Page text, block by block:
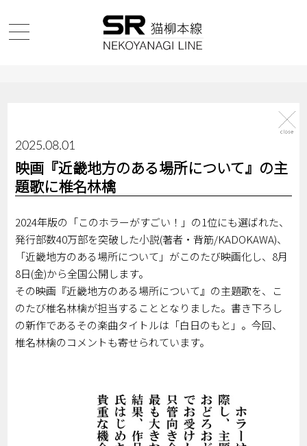
2025.08.01
映画『近畿地方のある場所について』の主
題歌に椎名林檎
2024年版の「このホラーがすごい！」の1位にも選ばれた、
発行部数40万部を突破した小説(著者・背筋/KADOKAWA)、
「近畿地方のある場所について」がこのたび映画化し、8月
8日(金)から全国公開します。
その映画『近畿地方のある場所について』の主題歌を、こ
のたび椎名林檎が担当することとなりました。書き下ろし
の新作であるその楽曲タイトルは「白日のもと」。今回、
椎名林檎のコメントも寄せられています。